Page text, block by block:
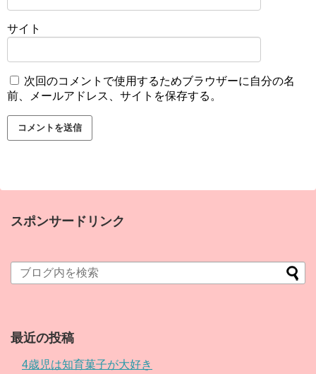
サイト
次回のコメントで使用するためブラウザーに自分の名
前、メールアドレス、サイトを保存する。
スポンサードリンク
最近の投稿
4歳児は知育菓子が大好き